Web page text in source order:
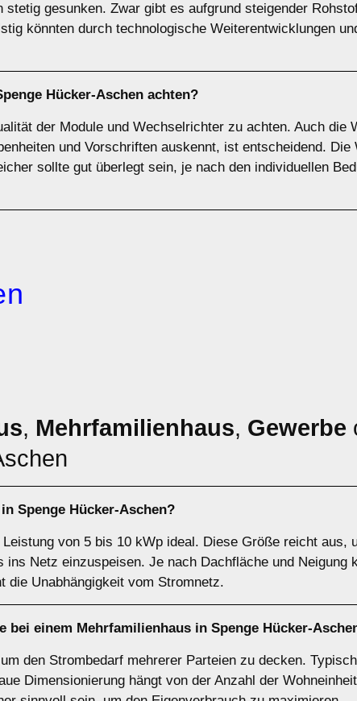
gesunken. Zwar gibt es aufgrund steigender
könnten durch technologische Weiterentwicklungen
Hücker-Aschen achten?
der Module und Wechselrichter zu achten. Auch die
und Vorschriften auskennt, ist entscheidend. Die
sollte gut überlegt sein, je nach den individuellen
, Mehrfamilienhaus, Gewerbe
in Spenge Hücker-Aschen?
von 5 bis 10 kWp ideal. Diese Größe reicht aus,
Netz einzuspeisen. Je nach Dachfläche und Neigung
die Unabhängigkeit vom Stromnetz.
bei einem Mehrfamilienhaus in Spenge Hücker-
den Strombedarf mehrerer Parteien zu decken.
Dimensionierung hängt von der Anzahl der